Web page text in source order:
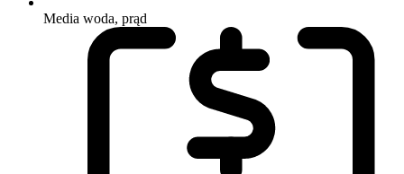
Media woda, prąd